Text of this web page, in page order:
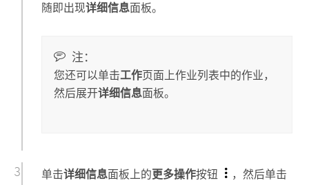
随即出现详细信息面板。
注：
您还可以单击工作页面上作业列表中的作业，
然后展开详细信息面板。
单击详细信息面板上的更多操作按钮
，然后单击